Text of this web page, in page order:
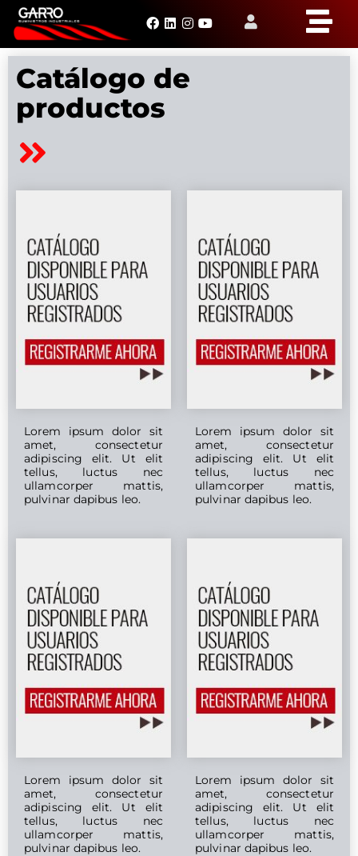
Catálogo de
productos
Lorem ipsum dolor sit
amet, consectetur
adipiscing elit. Ut elit
tellus, luctus nec
ullamcorper mattis,
pulvinar dapibus leo.
Lorem ipsum dolor sit
amet, consectetur
adipiscing elit. Ut elit
tellus, luctus nec
ullamcorper mattis,
pulvinar dapibus leo.
Lorem ipsum dolor sit
amet, consectetur
adipiscing elit. Ut elit
tellus, luctus nec
ullamcorper mattis,
pulvinar dapibus leo.
Lorem ipsum dolor sit
amet, consectetur
adipiscing elit. Ut elit
tellus, luctus nec
ullamcorper mattis,
pulvinar dapibus leo.